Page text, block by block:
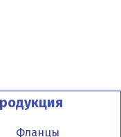
Фланцы